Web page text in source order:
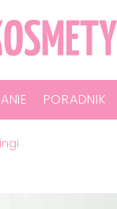
PORADNIK